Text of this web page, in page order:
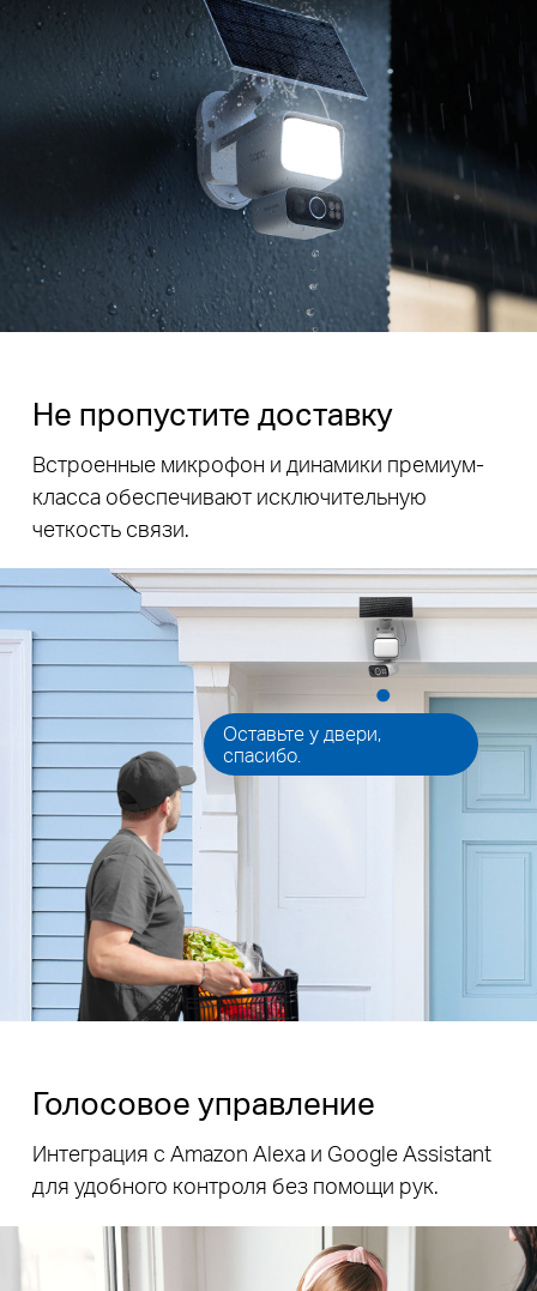
Не пропустите доставку
Встроенные микрофон и динамики премиум-
класса обеспечивают исключительную
четкость связи.
Оставьте у двери,
спасибо.
Голосовое управление
Интеграция с Amazon Alexa и Google Assistant
для удобного контроля без помощи рук.